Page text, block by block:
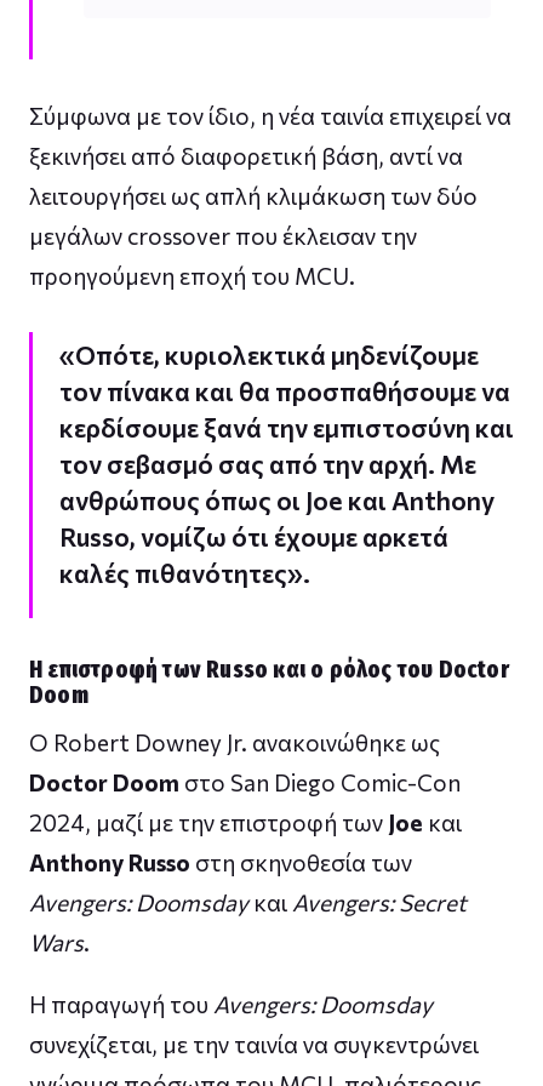
Σύμφωνα με τον ίδιο, η νέα ταινία επιχειρεί να
ξεκινήσει από διαφορετική βάση, αντί να
λειτουργήσει ως απλή κλιμάκωση των δύο
μεγάλων crossover που έκλεισαν την
προηγούμενη εποχή του MCU.
«Οπότε, κυριολεκτικά μηδενίζουμε
τον πίνακα και θα προσπαθήσουμε να
κερδίσουμε ξανά την εμπιστοσύνη και
τον σεβασμό σας από την αρχή. Με
ανθρώπους όπως οι Joe και Anthony
Russo, νομίζω ότι έχουμε αρκετά
καλές πιθανότητες».
Η επιστροφή των Russo και ο ρόλος του Doctor
Doom
Ο Robert Downey Jr. ανακοινώθηκε ως
Doctor Doom στο San Diego Comic-Con
2024, μαζί με την επιστροφή των Joe και
Anthony Russo στη σκηνοθεσία των
Avengers: Doomsdayκαι Avengers: Secret
Wars.
Η παραγωγή του Avengers: Doomsday
συνεχίζεται, με την ταινία να συγκεντρώνει